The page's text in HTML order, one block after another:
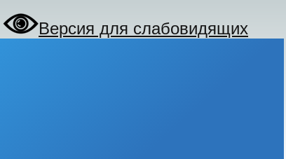
Версия для слабовидящих